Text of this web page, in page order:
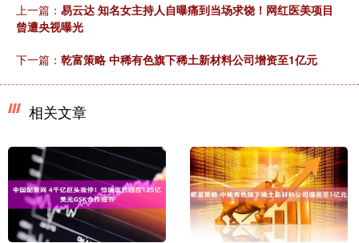
上一篇： 易云达 知名女主持人自曝痛到当场求饶！网红医美项目
曾遭央视曝光
下一篇： 乾富策略 中稀有色旗下稀土新材料公司增资至1亿元
相关文章